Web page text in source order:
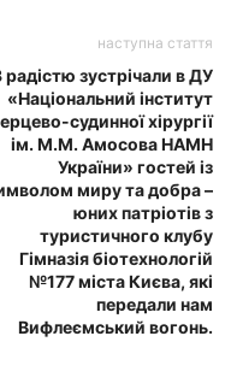
наступна стаття
радістю зустрічали в ДУ
«Національний інститут
судинної хірургії
ім. М.М. Амосова НАМН
України» гостей із
миру та добра –
юних патріотів з
туристичного клубу
Гімназія біотехнологій
№177 міста Києва, які
передали нам
Вифлеємський вогонь.